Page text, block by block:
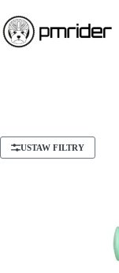
USTAW FILTRY